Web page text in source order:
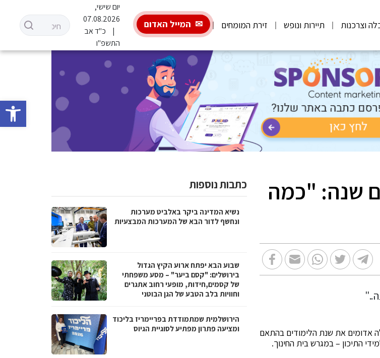
פתח
וצרכנות תיירות ונופש זירת המומחים המייל האדום
יום שישי,
07.08.2026
כ"ד אב
התשפ"ו
שנה: "כמה
אדומים את שנת הלימודים בהתאם
התיכון – במגרש בית החינוך.
כתבות נוספות
נשיא המדינה ביקר באלביט מערכות
ונחשף לדור הבא של המערכות המבצעיות
שבוע הבא יפתח ארוע הקיץ הגדול
בירושלים: "קסם ביער" – מסע משפחתי
של קסמים,חידות, מופעי רחוב אתגרים
וחוויות בלב הטבע של הגן הבוטני
הירושלמית שמתמודדת בפריימריז בליכוד
ומציעה פתרון מפתיע לסוגיית הגיוס